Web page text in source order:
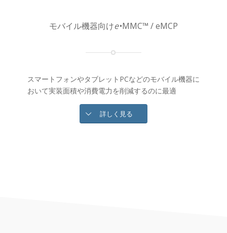
モバイル機器向けe•MMC™ / eMCP
スマートフォンやタブレットPCなどのモバイル機器に
おいて実装面積や消費電力を削減するのに最適
詳しく見る